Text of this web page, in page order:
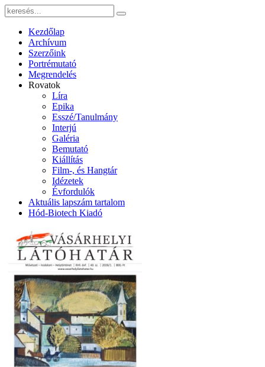
Kezdőlap
Archívum
Szerzőink
Portrémutató
Megrendelés
Rovatok
Líra
Epika
Esszé/Tanulmány
Interjú
Galéria
Bemutató
Kiállítás
Film-, és Hangtár
Idézetek
Évfordulók
Aktuális lapszám tartalom
Hód-Biotech Kiadó